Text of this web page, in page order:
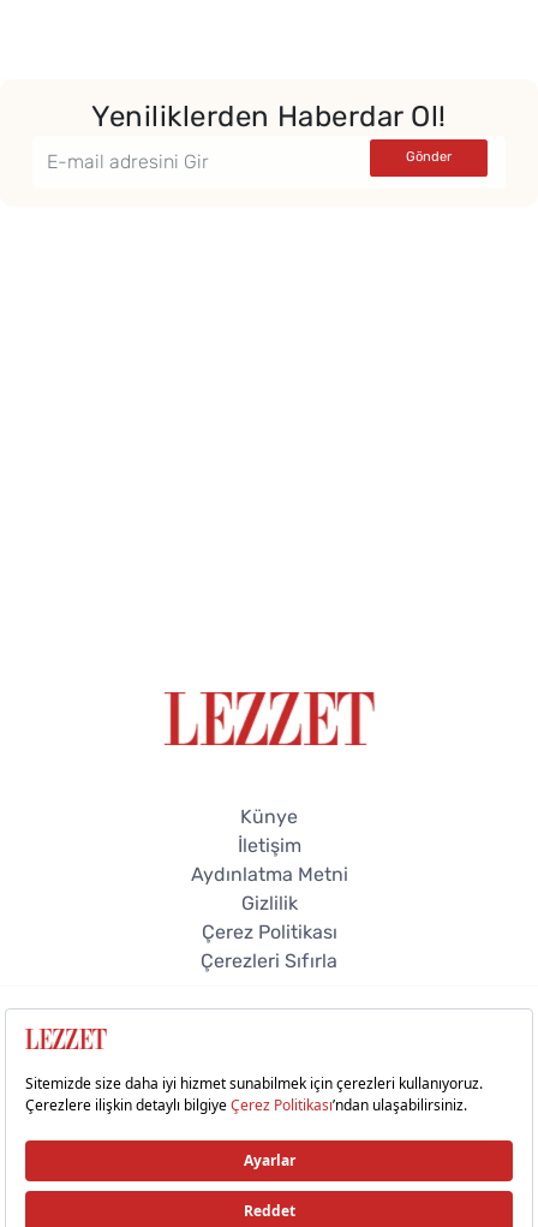
Yeniliklerden Haberdar Ol!
Künye
İletişim
Aydınlatma Metni
Gizlilik
Çerez Politikası
Çerezleri Sıfırla
© 2026 Lezzet Online. Tüm hakları saklıdır.